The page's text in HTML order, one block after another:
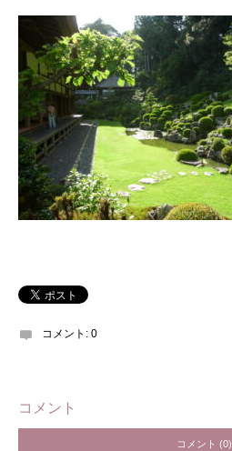
コメント: 0
コメント
コメント (0)